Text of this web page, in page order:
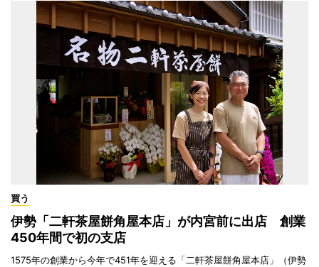
買う
伊勢「二軒茶屋餅角屋本店」が内宮前に出店 創業
450年間で初の支店
1575年の創業から今年で451年を迎える「二軒茶屋餅角屋本店」（伊勢